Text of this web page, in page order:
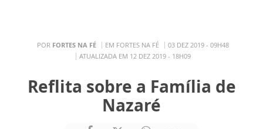
POR FORTES NA FÉ EM FORTES NA FÉ
03 DEZ 2019 - 09H48
ATUALIZADA EM 12 DEZ 2019 - 18H09
Reflita sobre a Família de
Nazaré